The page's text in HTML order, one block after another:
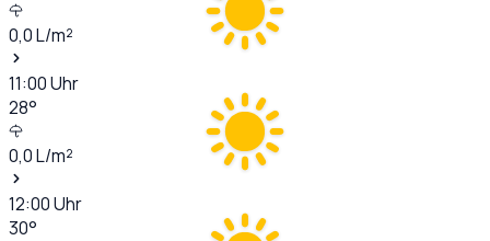
0,0L/m²
11:00Uhr
28°
0,0L/m²
12:00Uhr
30°